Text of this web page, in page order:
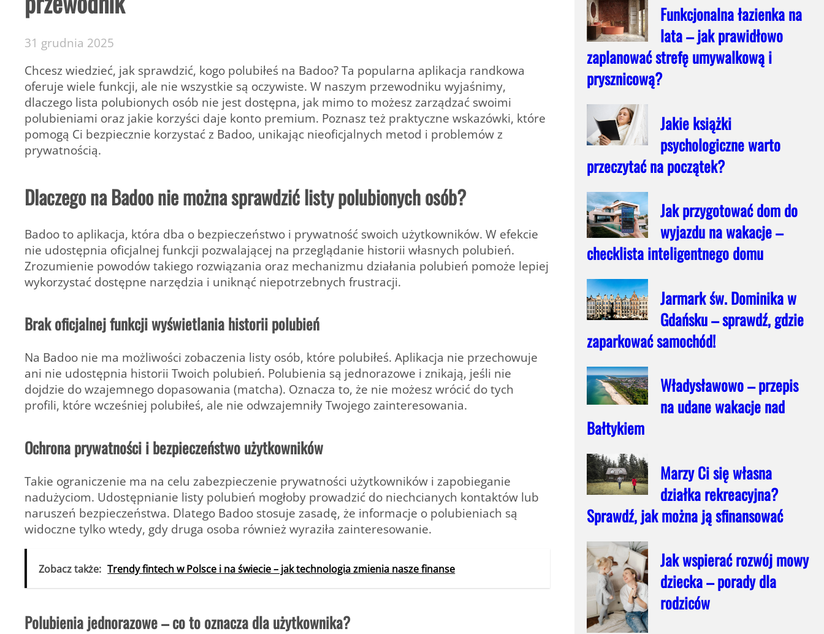
31 grudnia 2025
Chcesz wiedzieć, jak sprawdzić, kogo polubiłeś na Badoo? Ta popularna aplikacja randkowa
oferuje wiele funkcji, ale nie wszystkie są oczywiste. W naszym przewodniku wyjaśnimy,
dlaczego lista polubionych osób nie jest dostępna, jak mimo to możesz zarządzać swoimi
polubieniami oraz jakie korzyści daje konto premium. Poznasz też praktyczne wskazówki, które
pomogą Ci bezpiecznie korzystać z Badoo, unikając nieoficjalnych metod i problemów z
prywatnością.
Dlaczego na Badoo nie można sprawdzić listy polubionych osób?
Badoo to aplikacja, która dba o bezpieczeństwo i prywatność swoich użytkowników. W efekcie
nie udostępnia oficjalnej funkcji pozwalającej na przeglądanie historii własnych polubień.
Zrozumienie powodów takiego rozwiązania oraz mechanizmu działania polubień pomoże lepiej
wykorzystać dostępne narzędzia i uniknąć niepotrzebnych frustracji.
Brak oficjalnej funkcji wyświetlania historii polubień
Na Badoo nie ma możliwości zobaczenia listy osób, które polubiłeś. Aplikacja nie przechowuje
ani nie udostępnia historii Twoich polubień. Polubienia są jednorazowe i znikają, jeśli nie
dojdzie do wzajemnego dopasowania (matcha). Oznacza to, że nie możesz wrócić do tych
profili, które wcześniej polubiłeś, ale nie odwzajemniły Twojego zainteresowania.
Ochrona prywatności i bezpieczeństwo użytkowników
Takie ograniczenie ma na celu zabezpieczenie prywatności użytkowników i zapobieganie
nadużyciom. Udostępnianie listy polubień mogłoby prowadzić do niechcianych kontaktów lub
naruszeń bezpieczeństwa. Dlatego Badoo stosuje zasadę, że informacje o polubieniach są
widoczne tylko wtedy, gdy druga osoba również wyraziła zainteresowanie.
Zobacz także: Trendy fintech w Polsce i na świecie – jak technologia zmienia nasze finanse
Polubienia jednorazowe – co to oznacza dla użytkownika?
Funkcjonalna łazienka na
lata – jak prawidłowo
zaplanować strefę umywalkową i
prysznicową?
Jakie książki
psychologiczne warto
przeczytać na początek?
Jak przygotować dom do
wyjazdu na wakacje –
checklista inteligentnego domu
Jarmark św. Dominika w
Gdańsku – sprawdź, gdzie
zaparkować samochód!
Władysławowo – przepis
na udane wakacje nad
Bałtykiem
Marzy Ci się własna
działka rekreacyjna?
Sprawdź, jak można ją sfinansować
Jak wspierać rozwój mowy
dziecka – porady dla
rodziców